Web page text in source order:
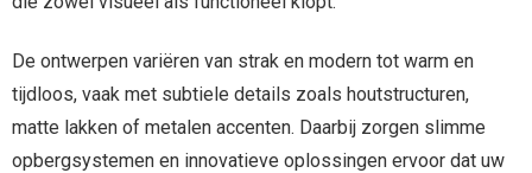
De ontwerpen variëren van strak en modern tot warm en
tijdloos, vaak met subtiele details zoals houtstructuren,
matte lakken of metalen accenten. Daarbij zorgen slimme
opbergsystemen en innovatieve oplossingen ervoor dat uw